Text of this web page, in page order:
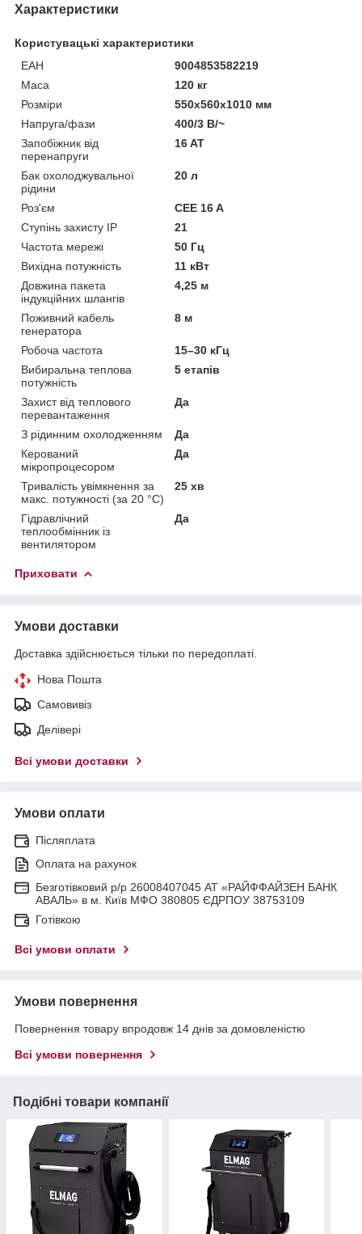
Характеристики
Користувацькі характеристики
ЕАН
9004853582219
Маса
120 кг
Розміри
550x560x1010 мм
Напруга/фази
400/3 В/~
Запобіжник від
перенапруги
16 AT
Бак охолоджувальної
рідини
20 л
Роз'єм
CEE 16 A
Ступінь захисту IP
21
Частота мережі
50 Гц
Вихідна потужність
11 кВт
Довжина пакета
індукційних шлангів
4,25 м
Поживний кабель
генератора
8 м
Робоча частота
15–30 кГц
Вибиральна теплова
потужність
5 етапів
Захист від теплового
перевантаження
Да
З рідинним охолодженням
Да
Керований
мікропроцесором
Да
Тривалість увімкнення за
макс. потужності (за 20 °C)
25 хв
Гідравлічний
теплообмінник із
вентилятором
Да
Приховати
Умови доставки
Доставка здійснюється тільки по передоплаті.
Нова Пошта
Самовивіз
Делівері
Всі умови доставки
Умови оплати
Післяплата
Оплата на рахунок
Безготівковий р/р 26008407045 АТ «РАЙФФАЙЗЕН БАНК
АВАЛЬ» в м. Київ МФО 380805 ЄДРПОУ 38753109
Готівкою
Всі умови оплати
Умови повернення
Повернення товару впродовж 14 днів за домовленістю
Всі умови повернення
Подібні товари компанії